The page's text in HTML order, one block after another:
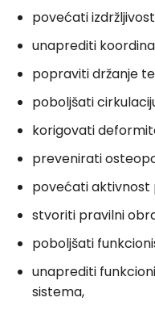
povećati
unaprediti
popraviti držanje
poboljšati
korigovati
prevenirati
povećati aktivnost
stvoriti pravilni
poboljšati
unaprediti
sistema,